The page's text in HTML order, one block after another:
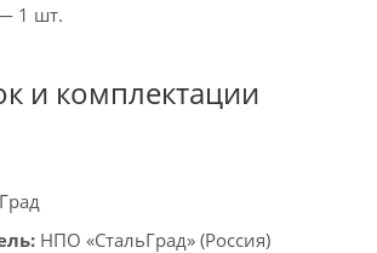
1 шт.
и комплектации
НПО «СтальГрад» (Россия)